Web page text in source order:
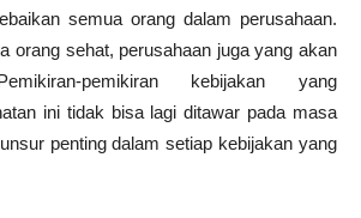
semua orang dalam perusahaan.
orang sehat, perusahaan juga yang akan
pemikiran kebijakan yang
ini tidak bisa lagi ditawar pada masa
penting dalam setiap kebijakan yang